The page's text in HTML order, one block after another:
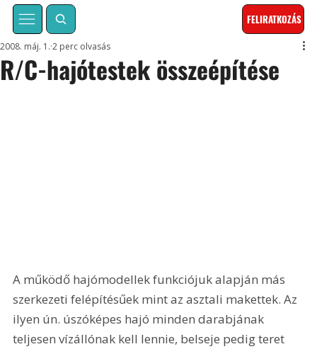
FELIRATKOZÁS
R/C-hajótestek összeépítése
2008. máj. 1. 2 perc olvasás
A működő hajómodellek funkciójuk alapján más
szerkezeti felépítésűek mint az asztali makettek. Az
ilyen ún. úszóképes hajó minden darabjának
teljesen vízállónak kell lennie, belseje pedig teret